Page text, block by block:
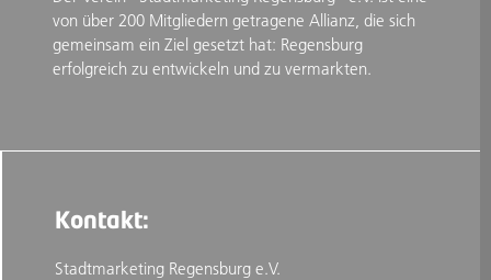
von über 200 Mitgliedern getragene Allianz, die sich
gemeinsam ein Ziel gesetzt hat: Regensburg
erfolgreich zu entwickeln und zu vermarkten.
Kontakt:
Stadtmarketing Regensburg e.V.